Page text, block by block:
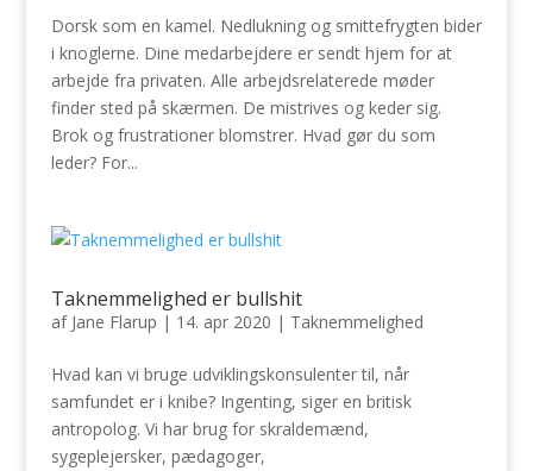
Dorsk som en kamel. Nedlukning og smittefrygten bider
i knoglerne. Dine medarbejdere er sendt hjem for at
arbejde fra privaten. Alle arbejdsrelaterede møder
finder sted på skærmen. De mistrives og keder sig.
Brok og frustrationer blomstrer. Hvad gør du som
leder? For...
Taknemmelighed er bullshit
af Jane Flarup | 14. apr 2020 | Taknemmelighed
Hvad kan vi bruge udviklingskonsulenter til, når
samfundet er i knibe? Ingenting, siger en britisk
antropolog. Vi har brug for skraldemænd,
sygeplejersker, pædagoger,